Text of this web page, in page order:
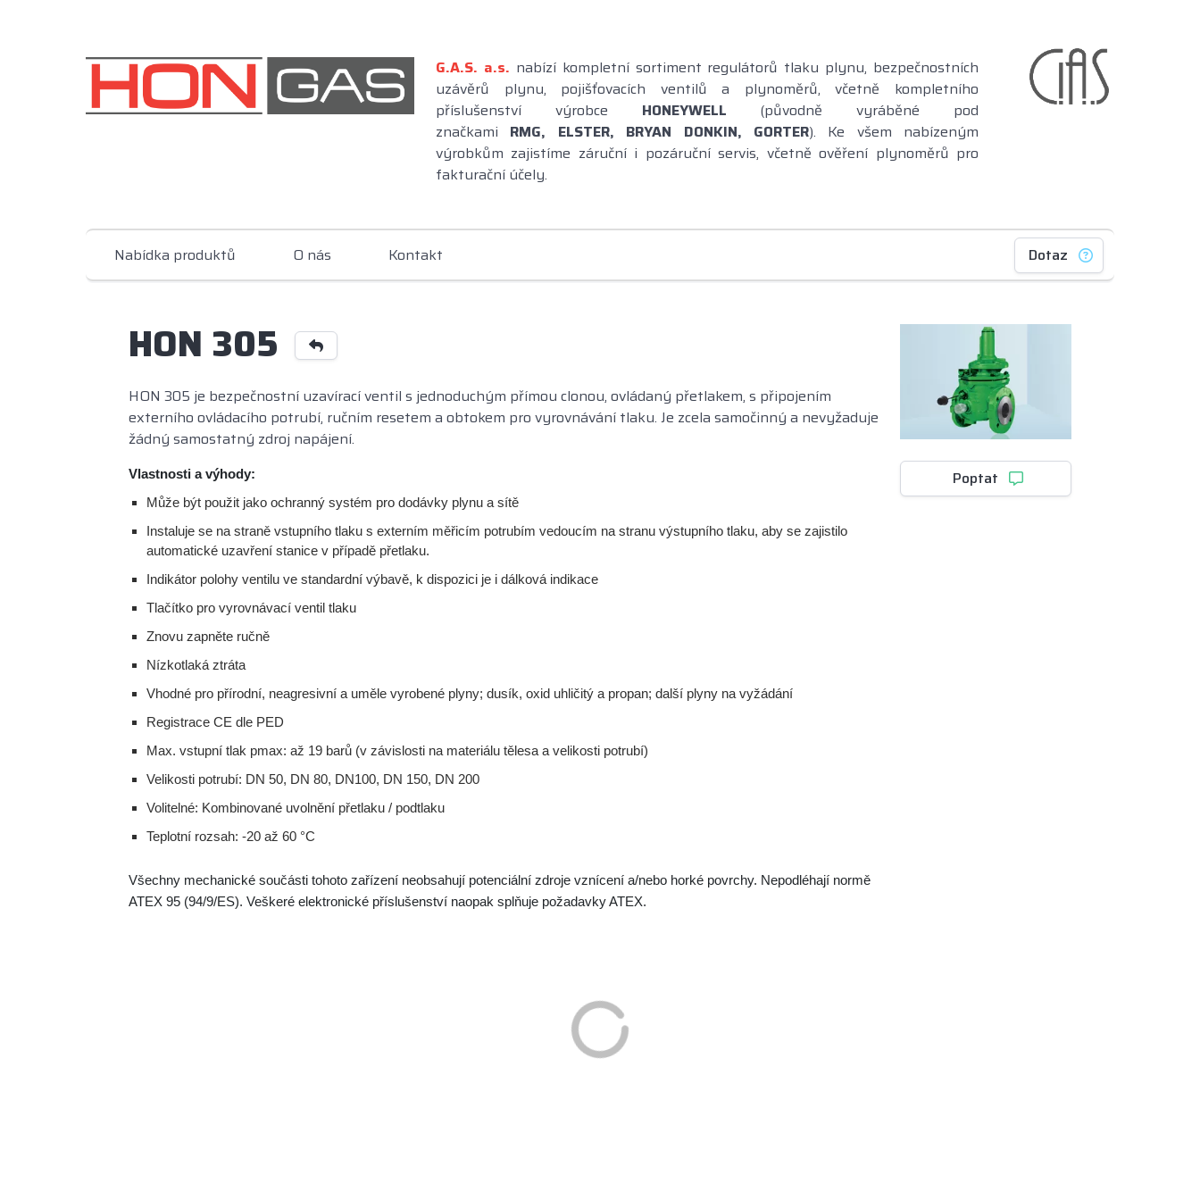
G.A.S. a.s. nabízí kompletní sortiment regulátorů tlaku plynu, bezpečnostních
uzávěrů plynu, pojišťovacích ventilů a plynoměrů, včetně kompletního
příslušenství výrobce HONEYWELL (původně vyráběné pod
značkami RMG, ELSTER, BRYAN DONKIN, GORTER). Ke všem nabízeným
výrobkům zajistíme záruční i pozáruční servis, včetně ověření plynoměrů pro
fakturační účely.
Nabídka produktů O nás Kontakt Dotaz
HON 305
HON 305 je bezpečnostní uzavírací ventil s jednoduchým přímou clonou, ovládaný přetlakem, s připojením
externího ovládacího potrubí, ručním resetem a obtokem pro vyrovnávání tlaku. Je zcela samočinný a nevyžaduje
žádný samostatný zdroj napájení.
Vlastnosti a výhody:
Může být použit jako ochranný systém pro dodávky plynu a sítě
Instaluje se na straně vstupního tlaku s externím měřicím potrubím vedoucím na stranu výstupního tlaku, aby se zajistilo
automatické uzavření stanice v případě přetlaku.
Indikátor polohy ventilu ve standardní výbavě, k dispozici je i dálková indikace
Tlačítko pro vyrovnávací ventil tlaku
Znovu zapněte ručně
Nízkotlaká ztráta
Vhodné pro přírodní, neagresivní a uměle vyrobené plyny; dusík, oxid uhličitý a propan; další plyny na vyžádání
Registrace CE dle PED
Max. vstupní tlak pmax: až 19 barů (v závislosti na materiálu tělesa a velikosti potrubí)
Velikosti potrubí: DN 50, DN 80, DN100, DN 150, DN 200
Volitelné: Kombinované uvolnění přetlaku / podtlaku
Teplotní rozsah: -20 až 60 °C
Všechny mechanické součásti tohoto zařízení neobsahují potenciální zdroje vznícení a/nebo horké povrchy. Nepodléhají normě
ATEX 95 (94/9/ES). Veškeré elektronické příslušenství naopak splňuje požadavky ATEX.
Poptat